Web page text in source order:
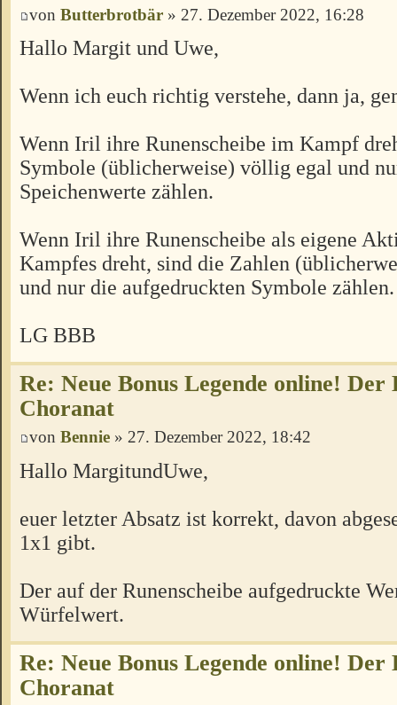
von Butterbrotbär » 27. Dezember 2022, 16:28
Hallo Margit und Uwe,
Wenn ich euch richtig verstehe, dann ja,
Wenn Iril ihre Runenscheibe im Kampf
Symbole (üblicherweise) völlig egal und
Speichenwerte zählen.
Wenn Iril ihre Runenscheibe als eigene
Kampfes dreht, sind die Zahlen
und nur die aufgedruckten Symbole zählen.
LG BBB
Re: Neue Bonus Legende online! Der
Choranat
von Bennie » 27. Dezember 2022, 18:42
Hallo MargitundUwe,
euer letzter Absatz ist korrekt, davon
1x1 gibt.
Der auf der Runenscheibe aufgedruckte
Würfelwert.
Re: Neue Bonus Legende online! Der
Choranat